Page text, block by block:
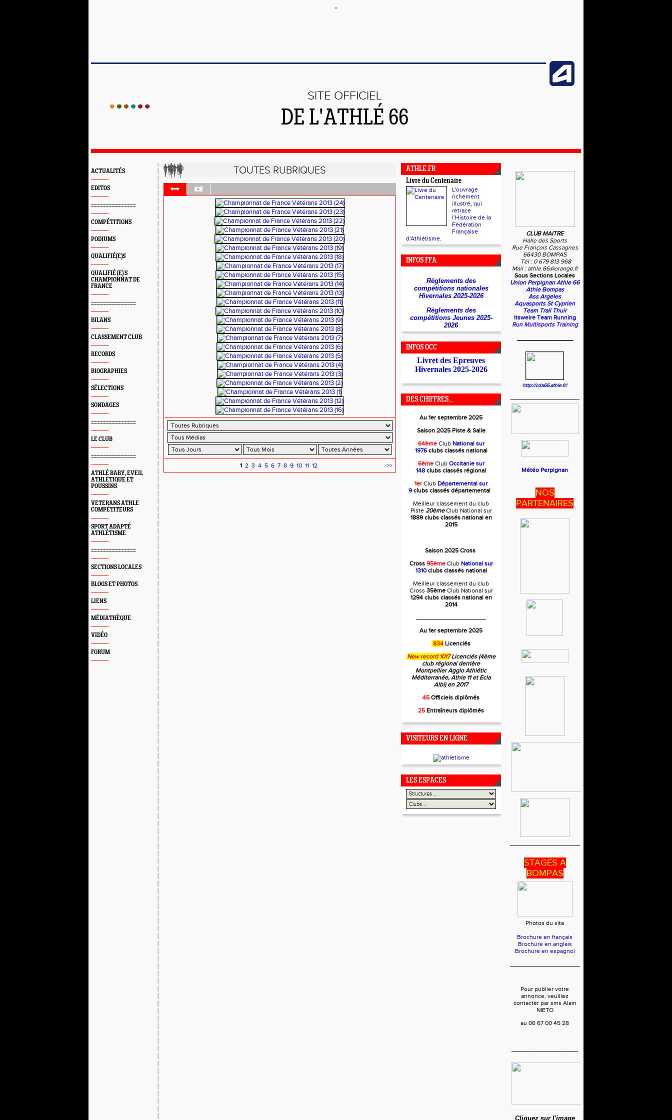
SITE OFFICIEL
DE L'ATHLÉ 66
ACTUALITÉS
EDITOS
===============
COMPÉTITIONS
PODIUMS
QUALIFIÉ(E)S
QUALIFIÉ (E) S
CHAMPIONNAT DE
FRANCE
===============
BILANS
CLASSEMENT CLUB
RECORDS
BIOGRAPHIES
SÉLECTIONS
SONDAGES
===============
LE CLUB
===============
ATHLÉ BABY, EVEIL
ATHLÈTIQUE ET
POUSSINS
VETERANS ATHLE
COMPÉTITEURS
SPORT ADAPTÉ
ATHLÉTISME
===============
SECTIONS LOCALES
BLOGS ET PHOTOS
LIENS
MÉDIATHÈQUE
VIDÉO
FORUM
TOUTES RUBRIQUES
1 2 3 4 5 6 7 8 9 10 11 12 >>
ATHLE.FR
Livre du Centenaire
L'ouvrage
richement
illustré, qui
retrace
l’Histoire de la
Fédération
Française
d'Athlétisme.
INFOS FFA
Règlements des
compétitions nationales
Hivernales 2025-2026
Règlements des
compétitions Jeunes 2025-
2026
INFOS OCC
Livret des Epreuves
Hivernales 2025-2026
DES CHIFFRES...
Au 1er septembre 2025
Saison 2025 Piste & Salle
64èmeClub National sur
1976 clubs classés national
6èmeClub Occitanie sur
148 clubs classés régional
1er Club Départemental sur
9 clubs classés départemental
Meilleur classement du club
Piste 20èmeClub National sur
1889 clubs classés national en
2015
Saison 2025 Cross
Cross95èmeClub National sur
1310clubs classés national
Meilleur classement du club
Cross 35èmeClub National sur
1294 clubs classés national en
2014
Au 1er septembre 2025
834 Licenciés
New record 1017 Licenciés (4ème
club régional derrière
Montpellier Agglo Athlétic
Méditerranée, Athle 11 et Ecla
Albi) en 2017
45 Officiels diplômés
25 Entraîneurs diplômés
VISITEURS EN LIGNE
LES ESPACES
CLUB MAITRE
Halle des Sports
Rue François Cassagnes
66430 BOMPAS
Tél : 0 679 813 968
Mail : athle.66@orange.fr
Sous Sections Locales
Union Perpignan Athle 66
Athle Bompas
Ass Argeles
Aquasports St Cyprien
Team Trail Thuir
Itsweire Team Running
Run Multisports Training
________________
http://cda66.athle.fr/
Météo Perpignan
NOS
PARTENAIRES
STAGES A
BOMPAS
Photos du site
Brochure en français
Brochure en anglais
Brochure en espagnol
Pour publier votre
annonce, veuillez
contacter par sms Alain
NIETO
au 06 67 00 45 28
Cliquez sur l'image